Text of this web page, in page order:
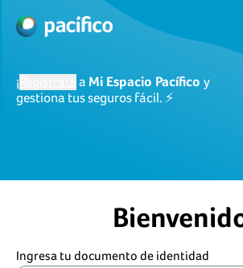
¡ a Mi Espacio Pacífico y
gestiona tus seguros fácil. ⚡
Ingresa tu documento de identidad